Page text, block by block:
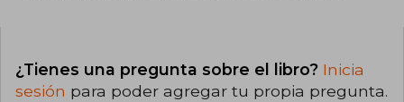
¿Tienes una pregunta sobre el libro? Inicia
sesión para poder agregar tu propia pregunta.